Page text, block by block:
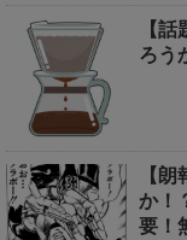
【
ろう
【
か！
要！